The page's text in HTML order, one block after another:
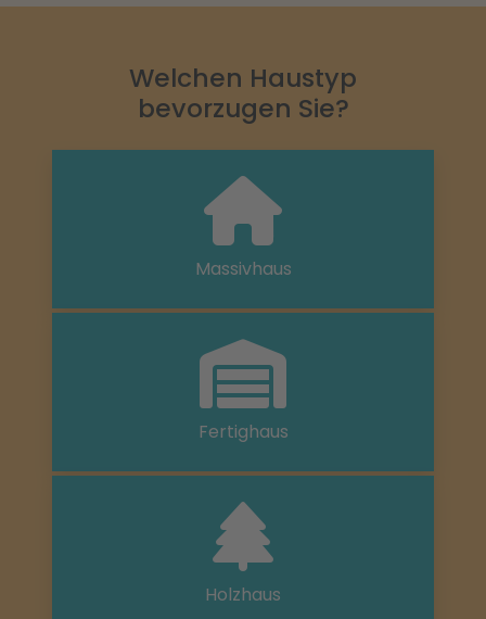
Welchen Haustyp
bevorzugen Sie?
Massivhaus
Fertighaus
Holzhaus